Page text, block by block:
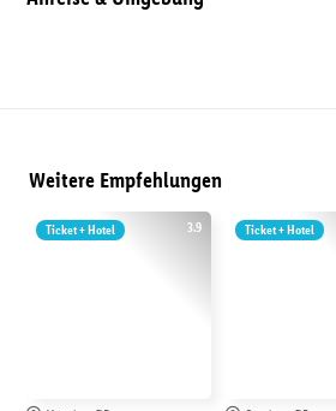
Weitere Empfehlungen
3.9
Ticket + Hotel Ticket + Hotel